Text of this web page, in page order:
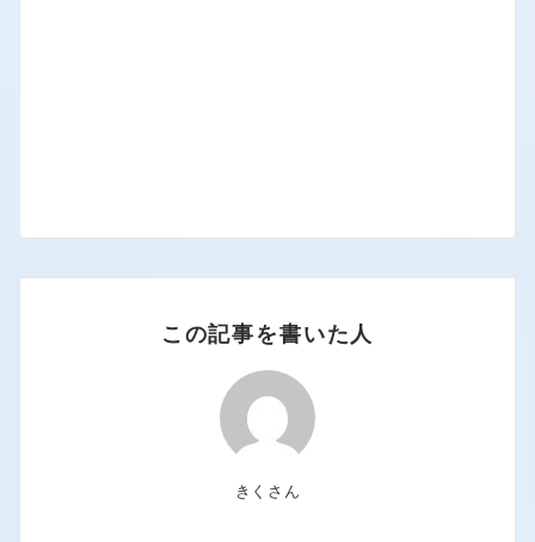
この記事を書いた人
きくさん